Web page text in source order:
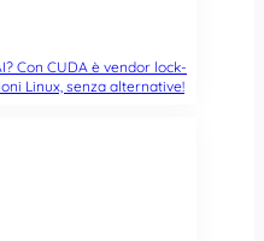
Con CUDA è vendor lock-
Linux, senza alternative!